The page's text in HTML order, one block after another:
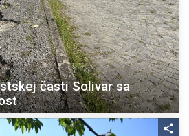
časti Solivar sa